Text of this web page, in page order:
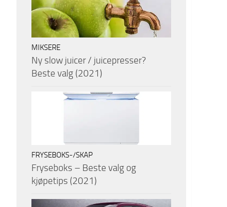
MIKSERE
Ny slow juicer / juicepresser?
Beste valg (2021)
FRYSEBOKS-/SKAP
Fryseboks – Beste valg og
kjøpetips (2021)